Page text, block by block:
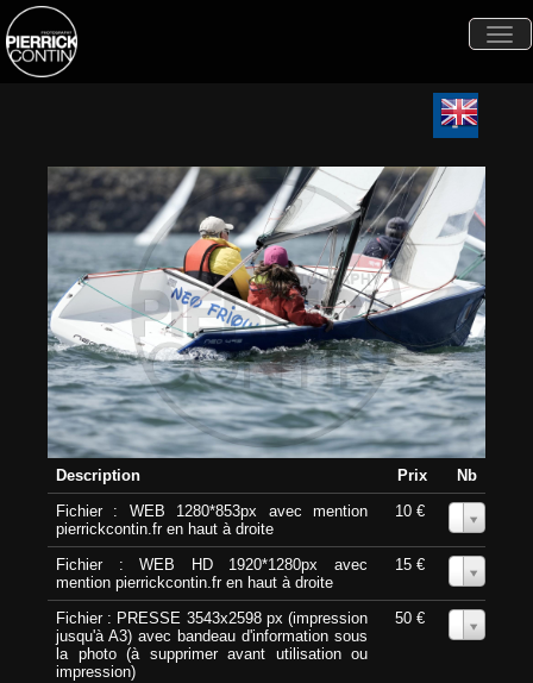
Description Prix
Nb
Fichier : WEB 1280*853px avec mention
pierrickcontin.fr en haut à droite
10 €
Fichier : WEB HD 1920*1280px avec
mention pierrickcontin.fr en haut à droite
15 €
Fichier : PRESSE 3543x2598 px (impression
jusqu'à A3) avec bandeau d'information sous
la photo (à supprimer avant utilisation ou
impression)
50 €